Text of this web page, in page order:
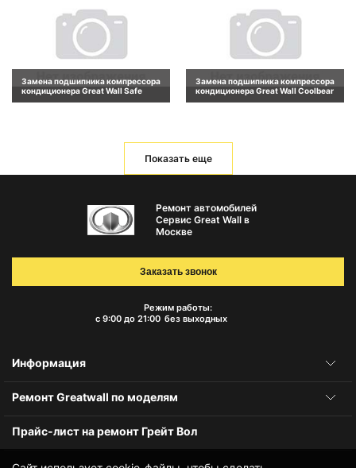
Замена подшипника компрессора
кондиционера Great Wall Safe
Замена подшипника компрессора
кондиционера Great Wall Coolbear
Показать еще
Ремонт автомобилей
Сервис Great Wall в
Москве
Режим работы:
с 9:00 до 21:00 без выходных
Заказать звонок
Информация
Ремонт Greatwall по моделям
Прайс-лист на ремонт Грейт Вол